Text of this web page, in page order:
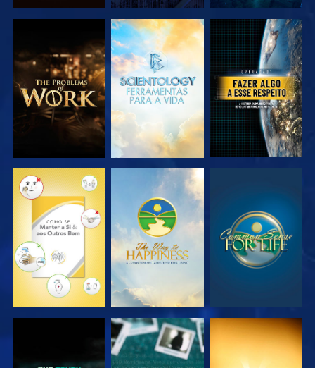
EXPLORAR A
SÉRIE
EXPLORAR A
SÉRIE
VER
VER VER VER
VER VER